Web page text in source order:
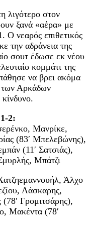
λιγότερο στον
ξανά «αέρα» με
Ο νεαρός επιθετικός
την αδράνεια της
σουτ έδωσε εκ νέου
κομμάτι της
να βρει ακόμα
των Αρκάδων
2:
Μανρίκε,
(83′ Μπελεβώνης),
(11′ Σατσιάς),
Μπάτζι
Άλχο
Λάσκαρης,
Γρομιτσάρης),
Μακέντα (78′